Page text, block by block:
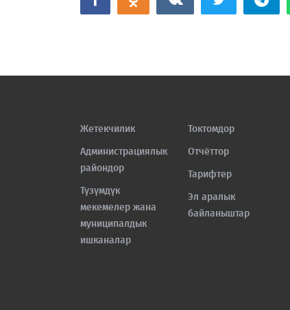
Жетекчилик
Администрациялык
райондор
Түзүмдүк
мекемелер жана
муниципалдык
ишканалар
Токтомдор
Отчёттор
Тарифтер
Эл аралык
байланыштар